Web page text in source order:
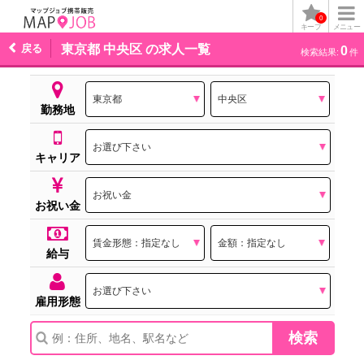
メニュー
キープ
0
東京都 中央区 の求人一覧
戻る 検索結果: 0件
勤務地
キャリア
お祝い金
給与
雇用形態